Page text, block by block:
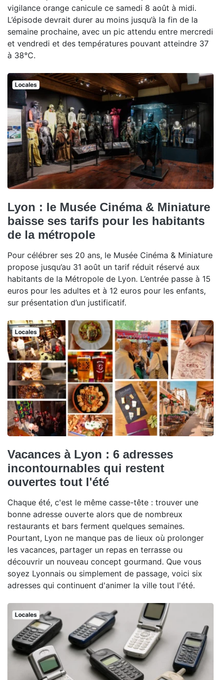
vigilance orange canicule ce samedi 8 août à midi.
L’épisode devrait durer au moins jusqu’à la fin de la
semaine prochaine, avec un pic attendu entre mercredi
et vendredi et des températures pouvant atteindre 37
à 38°C.
Locales
Lyon : le Musée Cinéma & Miniature
baisse ses tarifs pour les habitants
de la métropole
Pour célébrer ses 20 ans, le Musée Cinéma & Miniature
propose jusqu’au 31 août un tarif réduit réservé aux
habitants de la Métropole de Lyon. L’entrée passe à 15
euros pour les adultes et à 12 euros pour les enfants,
sur présentation d’un justificatif.
Locales
Vacances à Lyon : 6 adresses
incontournables qui restent
ouvertes tout l'été
Chaque été, c'est le même casse-tête : trouver une
bonne adresse ouverte alors que de nombreux
restaurants et bars ferment quelques semaines.
Pourtant, Lyon ne manque pas de lieux où prolonger
les vacances, partager un repas en terrasse ou
découvrir un nouveau concept gourmand. Que vous
soyez Lyonnais ou simplement de passage, voici six
adresses qui continuent d'animer la ville tout l'été.
Locales